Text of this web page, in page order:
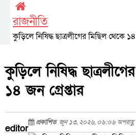
রাজনীতি
কুড়িলে নিষিদ্ধ ছাত্রলীগের মিছিল থেকে ১৪
কুড়িলে নিষিদ্ধ
১৪ জন গ্রেপ্তার
editor
প্রকাশিত জুন ১৩, ২০২৬, ০৬:০৬ অপরাহ্ণ